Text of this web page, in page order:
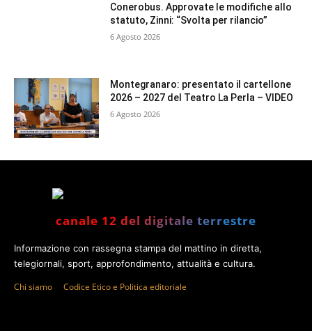
Conerobus. Approvate le modifiche allo
statuto, Zinni: “Svolta per rilancio”
6 Agosto 2026
Montegranaro: presentato il cartellone
2026 – 2027 del Teatro La Perla – VIDEO
6 Agosto 2026
canale 12 del digitale terrestre
Informazione con rassegna stampa del mattino in diretta,
telegiornali, sport, approfondimento, attualità e cultura.
Chi siamo Codice Etico e Politica editoriale